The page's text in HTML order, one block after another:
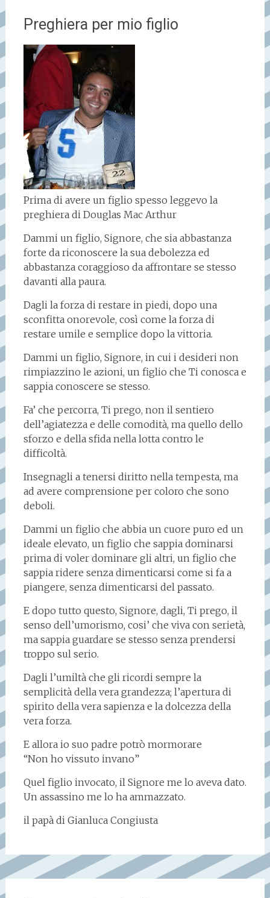
Preghiera per mio figlio
Prima di avere un figlio spesso leggevo la
preghiera di Douglas Mac Arthur
Dammi un figlio, Signore, che sia abbastanza
forte da riconoscere la sua debolezza ed
abbastanza coraggioso da affrontare se stesso
davanti alla paura.
Dagli la forza di restare in piedi, dopo una
sconfitta onorevole, così come la forza di
restare umile e semplice dopo la vittoria.
Dammi un figlio, Signore, in cui i desideri non
rimpiazzino le azioni, un figlio che Ti conosca e
sappia conoscere se stesso.
Fa’ che percorra, Ti prego, non il sentiero
dell’agiatezza e delle comodità, ma quello dello
sforzo e della sfida nella lotta contro le
difficoltà.
Insegnagli a tenersi diritto nella tempesta, ma
ad avere comprensione per coloro che sono
deboli.
Dammi un figlio che abbia un cuore puro ed un
ideale elevato, un figlio che sappia dominarsi
prima di voler dominare gli altri, un figlio che
sappia ridere senza dimenticarsi come si fa a
piangere, senza dimenticarsi del passato.
E dopo tutto questo, Signore, dagli, Ti prego, il
senso dell’umorismo, cosi’ che viva con serietà,
ma sappia guardare se stesso senza prendersi
troppo sul serio.
Dagli l’umiltà che gli ricordi sempre la
semplicità della vera grandezza; l’apertura di
spirito della vera sapienza e la dolcezza della
vera forza.
E allora io suo padre potrò mormorare
“Non ho vissuto invano”
Quel figlio invocato, il Signore me lo aveva dato.
Un assassino me lo ha ammazzato.
il papà di Gianluca Congiusta